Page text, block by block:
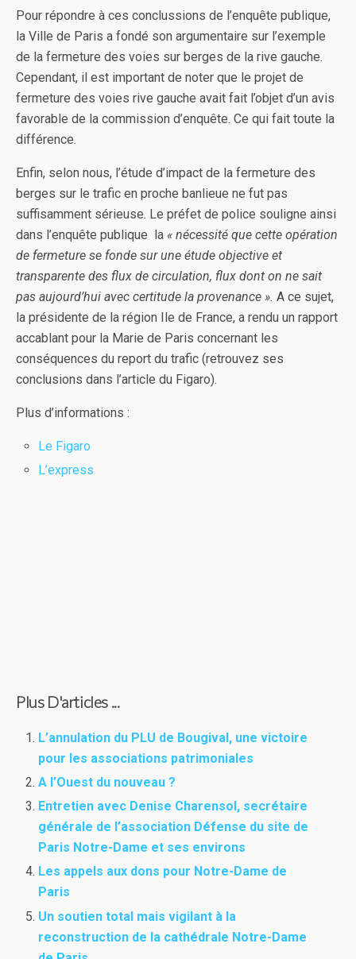
Pour répondre à ces conclussions de l’enquête publique,
la Ville de Paris a fondé son argumentaire sur l’exemple
de la fermeture des voies sur berges de la rive gauche.
Cependant, il est important de noter que le projet de
fermeture des voies rive gauche avait fait l’objet d’un avis
favorable de la commission d’enquête. Ce qui fait toute la
différence.
Enfin, selon nous, l’étude d’impact de la fermeture des
berges sur le trafic en proche banlieue ne fut pas
suffisamment sérieuse. Le préfet de police souligne ainsi
dans l’enquête publique la « nécessité que cette opération
de fermeture se fonde sur une étude objective et
transparente des flux de circulation, flux dont on ne sait
pas aujourd’hui avec certitude la provenance ». A ce sujet,
la présidente de la région Ile de France, a rendu un rapport
accablant pour la Marie de Paris concernant les
conséquences du report du trafic (retrouvez ses
conclusions dans l’article du Figaro).
Plus d’informations :
Le Figaro
L’express
Plus D'articles ...
L’annulation du PLU de Bougival, une victoire
pour les associations patrimoniales
A l’Ouest du nouveau ?
Entretien avec Denise Charensol, secrétaire
générale de l’association Défense du site de
Paris Notre-Dame et ses environs
Les appels aux dons pour Notre-Dame de
Paris
Un soutien total mais vigilant à la
reconstruction de la cathédrale Notre-Dame